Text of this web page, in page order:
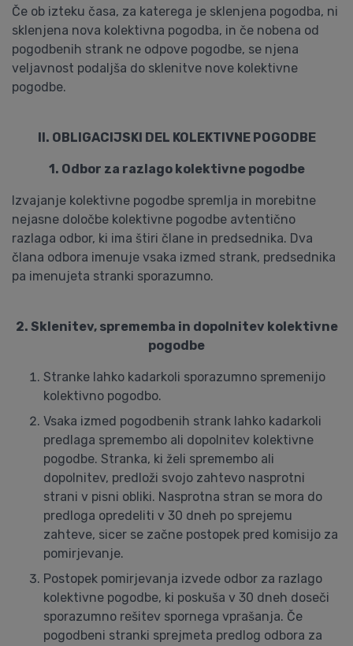
Če ob izteku časa, za katerega je sklenjena pogodba, ni
sklenjena nova kolektivna pogodba, in če nobena od
pogodbenih strank ne odpove pogodbe, se njena
veljavnost podaljša do sklenitve nove kolektivne
pogodbe.
II. OBLIGACIJSKI DEL KOLEKTIVNE POGODBE
1. Odbor za razlago kolektivne pogodbe
Izvajanje kolektivne pogodbe spremlja in morebitne
nejasne določbe kolektivne pogodbe avtentično
razlaga odbor, ki ima štiri člane in predsednika. Dva
člana odbora imenuje vsaka izmed strank, predsednika
pa imenujeta stranki sporazumno.
2. Sklenitev, sprememba in dopolnitev kolektivne
pogodbe
Stranke lahko kadarkoli sporazumno spremenijo
kolektivno pogodbo.
Vsaka izmed pogodbenih strank lahko kadarkoli
predlaga spremembo ali dopolnitev kolektivne
pogodbe. Stranka, ki želi spremembo ali
dopolnitev, predloži svojo zahtevo nasprotni
strani v pisni obliki. Nasprotna stran se mora do
predloga opredeliti v 30 dneh po sprejemu
zahteve, sicer se začne postopek pred komisijo za
pomirjevanje.
Postopek pomirjevanja izvede odbor za razlago
kolektivne pogodbe, ki poskuša v 30 dneh doseči
sporazumno rešitev spornega vprašanja. Če
pogodbeni stranki sprejmeta predlog odbora za